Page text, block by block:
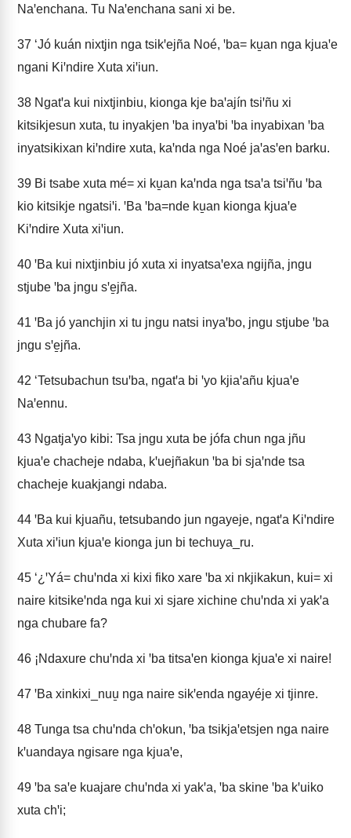
Naꞌenchana. Tu Naꞌenchana sani xi be.
37 ‘Jó kuán nixtjin nga tsikꞌejña Noé, ꞌba= ku̱an nga kjuaꞌe
ngani Kiꞌndire Xuta xiꞌiun.
38 Ngatꞌa kui nixtjinbiu, kionga kje baꞌajín tsiꞌñu xi
kitsikjesun xuta, tu inyakjen ꞌba inyaꞌbi ꞌba inyabixan ꞌba
inyatsikixan kiꞌndire xuta, kaꞌnda nga Noé jaꞌasꞌen barku.
39 Bi tsabe xuta mé= xi ku̱an kaꞌnda nga tsaꞌa tsiꞌñu ꞌba
kio kitsikje ngatsiꞌi. ꞌBa ꞌba=nde ku̱an kionga kjuaꞌe
Kiꞌndire Xuta xiꞌiun.
40 ꞌBa kui nixtjinbiu jó xuta xi inyatsaꞌexa ngijña, jngu
stjube ꞌba jngu sꞌe̱jña.
41 ꞌBa jó yanchjin xi tu jngu natsi inyaꞌbo, jngu stjube ꞌba
jngu sꞌe̱jña.
42 ‘Tetsubachun tsuꞌba, ngatꞌa bi ꞌyo kjiaꞌañu kjuaꞌe
Naꞌennu.
43 Ngatjaꞌyo kibi: Tsa jngu xuta be jófa chun nga jñu
kjuaꞌe chacheje ndaba, kꞌuejñakun ꞌba bi sjaꞌnde tsa
chacheje kuakjangi ndaba.
44 ꞌBa kui kjuañu, tetsubando jun ngayeje, ngatꞌa Kiꞌndire
Xuta xiꞌiun kjuaꞌe kionga jun bi techuya_ru.
45 ‘¿ꞌYá= chuꞌnda xi kixi fiko xare ꞌba xi nkjikakun, kui= xi
naire kitsikeꞌnda nga kui xi sjare xichine chuꞌnda xi yakꞌa
nga chubare fa?
46 ¡Ndaxure chuꞌnda xi ꞌba titsaꞌen kionga kjuaꞌe xi naire!
47 ꞌBa xinkixi_nuu̱ nga naire sikꞌenda ngayéje xi tjinre.
48 Tunga tsa chuꞌnda chꞌokun, ꞌba tsikjaꞌetsjen nga naire
kꞌuandaya ngisare nga kjuaꞌe,
49 ꞌba saꞌe kuajare chuꞌnda xi yakꞌa, ꞌba skine ꞌba kꞌuiko
xuta chꞌi;